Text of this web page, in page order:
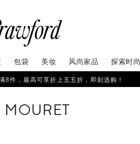
包袋 美妆 风尚家品 探索时尚
件，最高可享折上五五折，即刻选购！